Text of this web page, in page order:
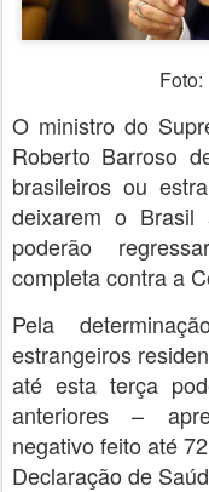
O ministro do
Roberto Barroso
brasileiros ou
deixarem o
poderão
completa contra a
Pela
estrangeiros
até esta terça
anteriores –
negativo feito até
Declaração de